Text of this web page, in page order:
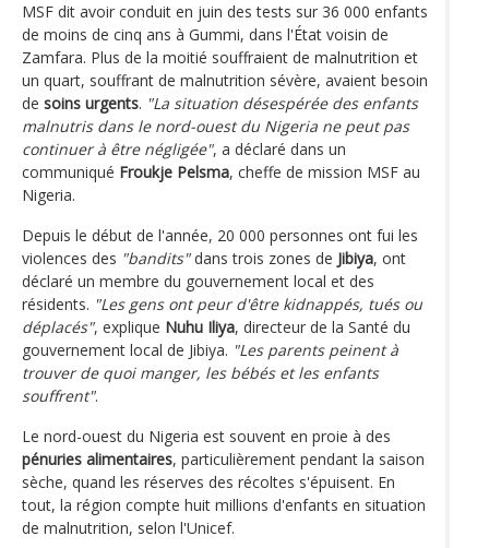
MSF dit avoir conduit en juin des tests sur 36 000 enfants
de moins de cinq ans à Gummi, dans l'État voisin de
Zamfara. Plus de la moitié souffraient de malnutrition et
un quart, souffrant de malnutrition sévère, avaient besoin
de soins urgents. "La situation désespérée des enfants
malnutris dans le nord-ouest du Nigeria ne peut pas
continuer à être négligée", a déclaré dans un
communiqué Froukje Pelsma, cheffe de mission MSF au
Nigeria.
Depuis le début de l'année, 20 000 personnes ont fui les
violences des "bandits"dans trois zones de Jibiya, ont
déclaré un membre du gouvernement local et des
résidents. "Les gens ont peur d'être kidnappés, tués ou
déplacés", explique Nuhu Iliya, directeur de la Santé du
gouvernement local de Jibiya. "Les parents peinent à
trouver de quoi manger, les bébés et les enfants
souffrent".
Le nord-ouest du Nigeria est souvent en proie à des
pénuries alimentaires, particulièrement pendant la saison
sèche, quand les réserves des récoltes s'épuisent. En
tout, la région compte huit millions d'enfants en situation
de malnutrition, selon l'Unicef.